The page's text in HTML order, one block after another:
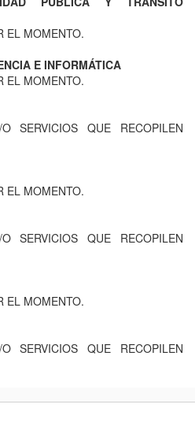
EL MOMENTO.
E INFORMÁTICA
EL MOMENTO.
SERVICIOS QUE RECOPILEN
EL MOMENTO.
SERVICIOS QUE RECOPILEN
EL MOMENTO.
SERVICIOS QUE RECOPILEN